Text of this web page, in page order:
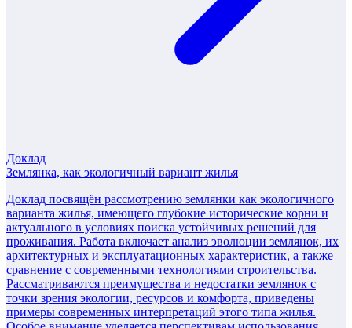
Доклад
Землянка, как экологичный вариант жилья
Доклад посвящён рассмотрению землянки как экологичного
варианта жилья, имеющего глубокие исторические корни и
актуального в условиях поиска устойчивых решений для
проживания. Работа включает анализ эволюции землянок, их
архитектурных и эксплуатационных характеристик, а также
сравнение с современными технологиями строительства.
Рассматриваются преимущества и недостатки землянок с
точки зрения экологии, ресурсов и комфорта, приведены
примеры современных интерпретаций этого типа жилья.